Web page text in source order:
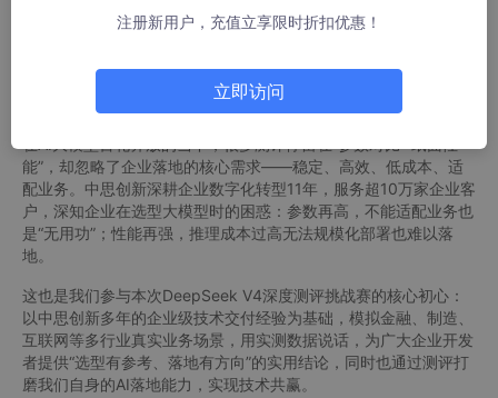
为王”，本次测评不搞“表面跑分”，聚焦企业真实业务痛点，目前已
完成多场景初步实测，今天就为大家带来第一波实测干货，同时同
为什么我们坚持“实战测评”？中思创新的初心
能”，却忽略了企业落地的核心需求——稳定、高效、低成本、适
配业务。中思创新深耕企业数字化转型11年，服务超10万家企业客
户，深知企业在选型大模型时的困惑：参数再高，不能适配业务也
是“无用功”；性能再强，推理成本过高无法规模化部署也难以落
地。
这也是我们参与本次DeepSeek V4深度测评挑战赛的核心初心：
以中思创新多年的企业级技术交付经验为基础，模拟金融、制造、
互联网等多行业真实业务场景，用实测数据说话，为广大企业开发
者提供“选型有参考、落地有方向”的实用结论，同时也通过测评打
磨我们自身的AI落地能力，实现技术共赢。
注册新用户，充值立享限时折扣优惠！
立即访问